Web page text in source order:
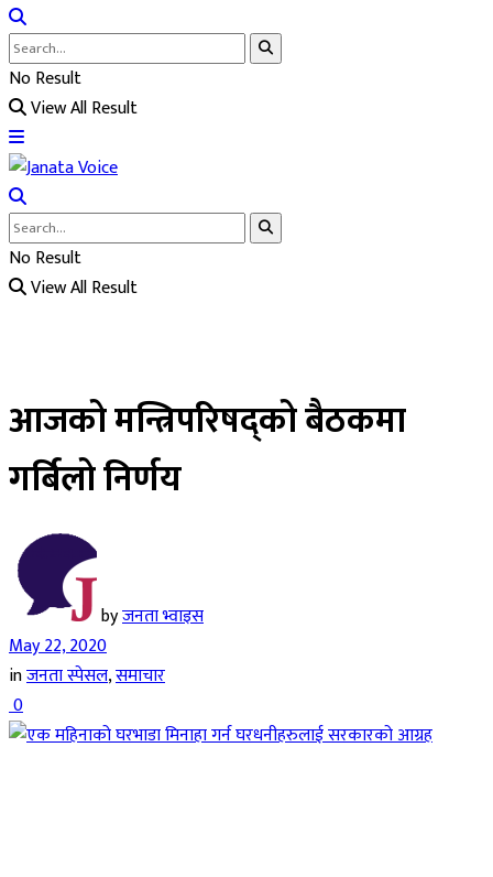
No Result
View All Result
No Result
View All Result
आजको मन्त्रिपरिषद्को बैठकमा
गर्बिलो निर्णय
byजनता भ्वाइस
May 22, 2020
inजनता स्पेसल,समाचार
0